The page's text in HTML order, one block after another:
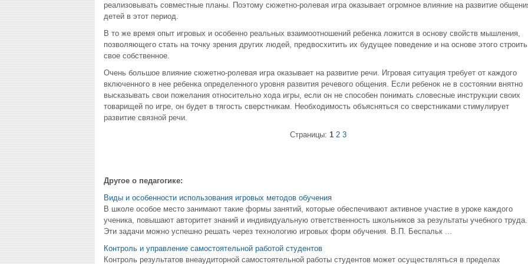
реализовывать совместные планы. Поэтому сюжетно-ролевая игра оказывает огромное влияние на развитие
детей в этот период.
В то же время опыт игровых и особенно реальных взаимоотношений ребенка ложится в основу свойств мышления,
позволяющего стать на точку зрения других людей, предвосхитить их будущее поведение и на основе этого строить
свое собственное.
Очень большое влияние сюжетно-ролевая игра оказывает на развитие речи. Игровая ситуация требует от каждого
включенного в нее ребенка определенного уровня развития речевого общения. Если ребенок не в состоянии внятно
высказывать свои пожелания относительно хода игры, если он не способен понимать словесные инструкции своих
товарищей по игре, он будет в тягость сверстникам. Необходимость объясняться со сверстниками стимулирует
развитие связной речи.
Страницы: 1 2 3
Другое о педагогике:
Виды и особенности использования игровых методов обучения
В школе особое место занимают такие формы занятий, которые обеспечивают активное участие в уроке каждого
ученика, повышают авторитет знаний и индивидуальную ответственность школьников за результаты учебного труда.
Эти задачи можно успешно решать через технологию игровых форм обучения. В.П. Беспальк ...
Контроль и управление самостоятельной работой студентов
Контроль результатов внеаудиторной самостоятельной работы студентов может осуществляться в пределах